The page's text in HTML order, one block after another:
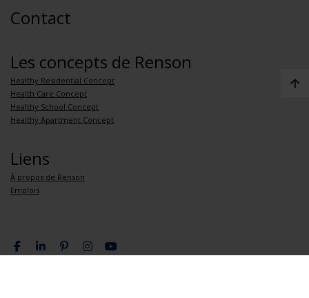
Contact
Les concepts de Renson
Healthy Residential Concept
Health Care Concept
Healthy School Concept
Healthy Apartment Concept
Liens
À propos de Renson
Emplois